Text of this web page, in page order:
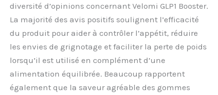
diversité d’opinions concernant Velomi GLP1 Booster.
La majorité des avis positifs soulignent l’efficacité
du produit pour aider à contrôler l’appétit, réduire
les envies de grignotage et faciliter la perte de poids
lorsqu’il est utilisé en complément d’une
alimentation équilibrée. Beaucoup rapportent
également que la saveur agréable des gommes